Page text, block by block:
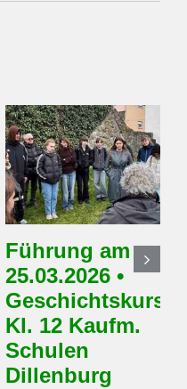
Führung am
25.03.2026 •
Geschichtskurs
Kl. 12 Kaufm.
Schulen
Dillenburg